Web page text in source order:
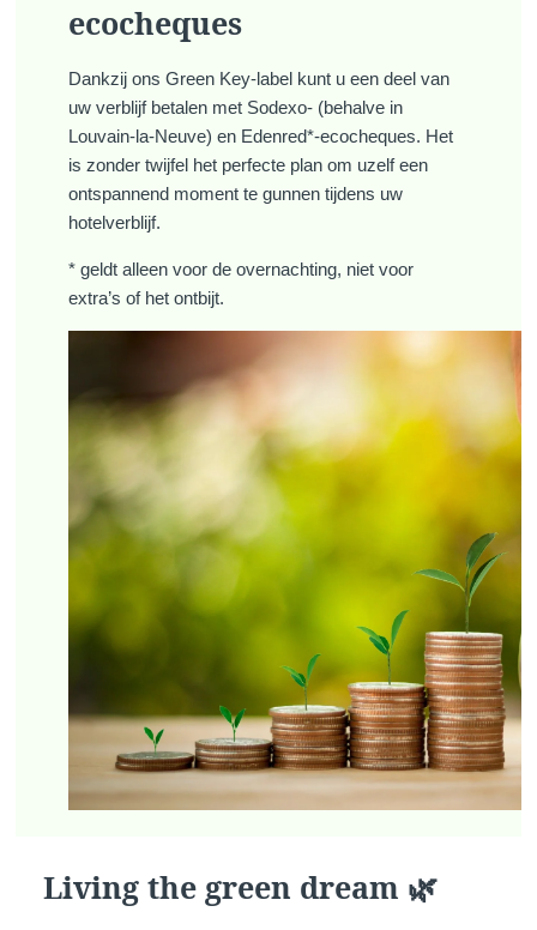
ecocheques
Dankzij ons Green Key-label kunt u een deel van
uw verblijf betalen met Sodexo- (behalve in
Louvain-la-Neuve) en Edenred*-ecocheques. Het
is zonder twijfel het perfecte plan om uzelf een
ontspannend moment te gunnen tijdens uw
hotelverblijf.
* geldt alleen voor de overnachting, niet voor
extra’s of het ontbijt.
Living the green dream 🌿